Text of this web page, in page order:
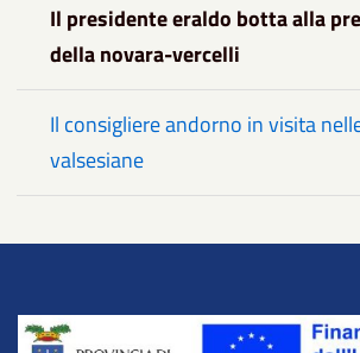
Il presidente eraldo botta alla
della novara-vercelli
Il consigliere andorno in visita
valsesiane
Title